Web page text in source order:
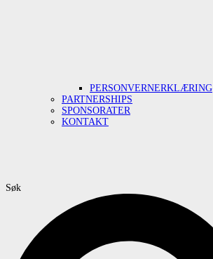
PERSONVERNERKLÆRING
PARTNERSHIPS
SPONSORATER
KONTAKT
Søk